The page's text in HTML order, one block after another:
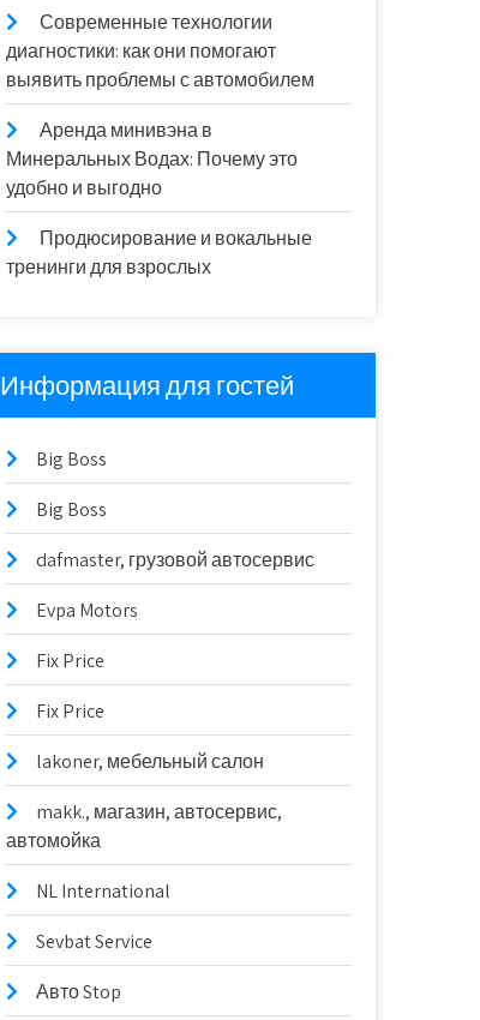
Современные технологии
диагностики: как они помогают
выявить проблемы с автомобилем
Аренда минивэна в
Минеральных Водах: Почему это
удобно и выгодно
Продюсирование и вокальные
тренинги для взрослых
Информация для гостей
Big Boss
Big Boss
dafmaster, грузовой автосервис
Evpa Motors
Fix Price
Fix Price
lakoner, мебельный салон
makk., магазин, автосервис,
автомойка
NL International
Sevbat Service
Авто Stop